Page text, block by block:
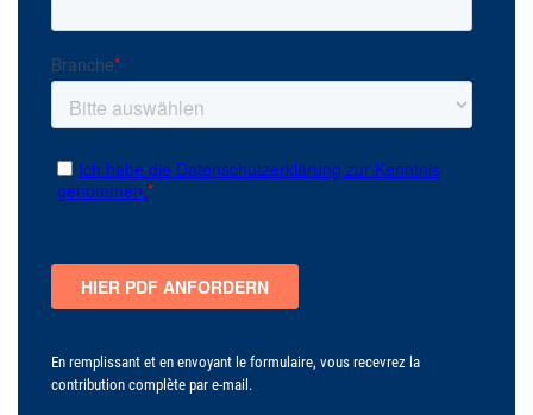
En remplissant et en envoyant le formulaire, vous recevrez la
contribution complète par e-mail.